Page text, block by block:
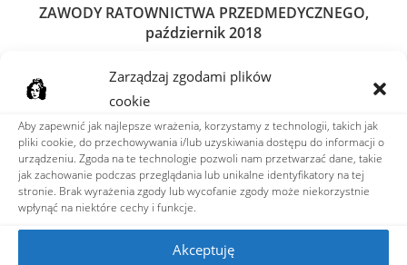
Zarządzaj zgodami plików
cookie
Aby zapewnić jak najlepsze wrażenia, korzystamy z technologii, takich jak
pliki cookie, do przechowywania i/lub uzyskiwania dostępu do informacji o
urządzeniu. Zgoda na te technologie pozwoli nam przetwarzać dane, takie
jak zachowanie podczas przeglądania lub unikalne identyfikatory na tej
stronie. Brak wyrażenia zgody lub wycofanie zgody może niekorzystnie
wpłynąć na niektóre cechy i funkcje.
Akceptuję
ZAWODY RATOWNICTWA PRZEDMEDYCZNEGO,
październik 2018